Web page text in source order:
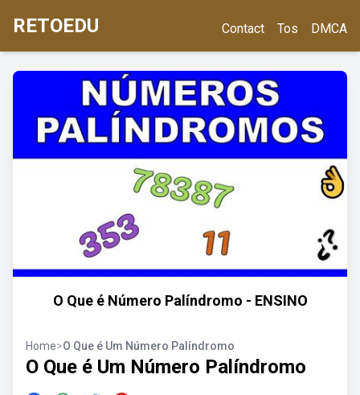
RETOEDU Contact Tos DMCA
O Que é Número Palíndromo - ENSINO
Home>O Que é Um Número Palíndromo
O Que é Um Número Palíndromo